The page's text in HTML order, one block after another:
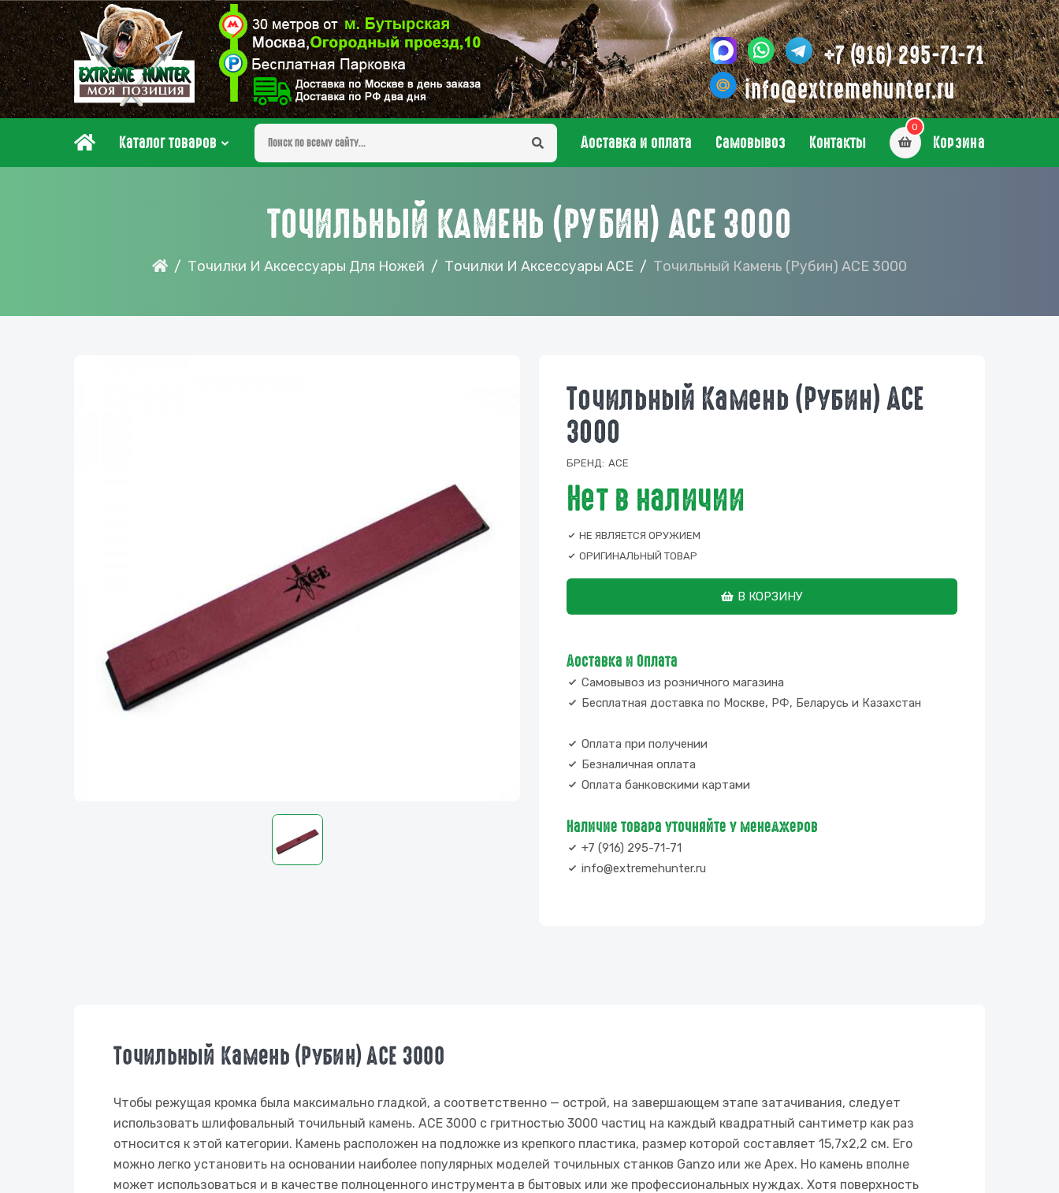
+7 (916) 295-71-71
info@extremehunter.ru
Каталог товаров Доставка и оплата Самовывоз Контакты
0
Корзина
ТОЧИЛЬНЫЙ КАМЕНЬ (РУБИН) ACE 3000
Точилки И Аксессуары Для Ножей Точилки И Аксессуары ACE Точильный Камень (рубин) ACE 3000
Точильный Камень (рубин) ACE
3000
БРЕНД: ACE
Нет в наличии
НЕ ЯВЛЯЕТСЯ ОРУЖИЕМ
ОРИГИНАЛЬНЫЙ ТОВАР
В КОРЗИНУ
Доставка и Оплата
Самовывоз из розничного магазина
Бесплатная доставка по Москве, РФ, Беларусь и Казахстан
Оплата при получении
Безналичная оплата
Оплата банковскими картами
Наличие товара уточняйте у менеджеров
+7 (916) 295-71-71
info@extremehunter.ru
Точильный Камень (рубин) ACE 3000
Чтобы режущая кромка была максимально гладкой, а соответственно — острой, на завершающем этапе затачивания, следует
использовать шлифовальный точильный камень. АСЕ 3000 с гритностью 3000 частиц на каждый квадратный сантиметр как раз
относится к этой категории. Камень расположен на подложке из крепкого пластика, размер которой составляет 15,7х2,2 см. Его
можно легко установить на основании наиболее популярных моделей точильных станков Ganzo или же Apex. Но камень вполне
может использоваться и в качестве полноценного инструмента в бытовых или же профессиональных нуждах. Хотя поверхность